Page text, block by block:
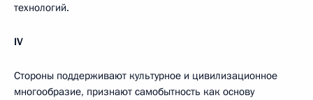
технологий.
IV
Стороны поддерживают культурное и цивилизационное
многообразие, признают самобытность как основу